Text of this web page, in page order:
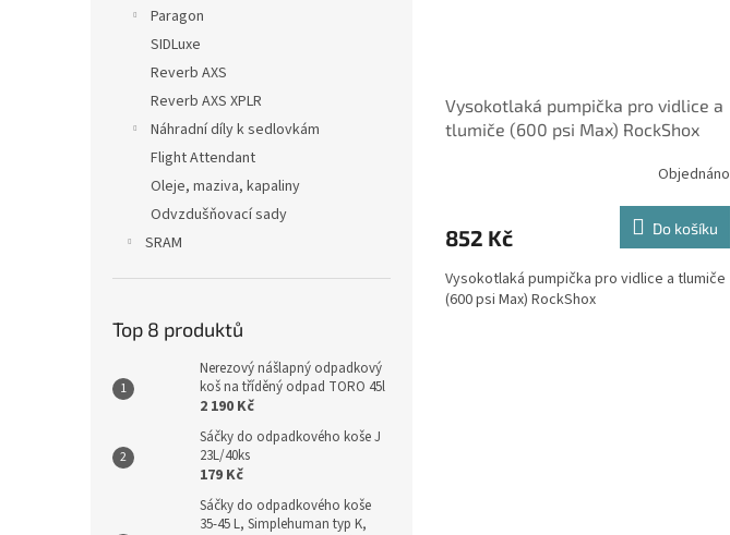
Paragon
SIDLuxe
Reverb AXS
Reverb AXS XPLR
Náhradní díly k sedlovkám
Flight Attendant
Oleje, maziva, kapaliny
Odvzdušňovací sady
SRAM
Top 8 produktů
Nerezový nášlapný odpadkový
koš na tříděný odpad TORO 45l
2 190 Kč
Sáčky do odpadkového koše J
23L/40ks
179 Kč
Sáčky do odpadkového koše
35-45 L, Simplehuman typ K,
Vysokotlaká pumpička pro vidlice a
tlumiče (600 psi Max) RockShox
Objednáno
852 Kč Do košíku
Vysokotlaká pumpička pro vidlice a tlumiče
(600 psi Max) RockShox